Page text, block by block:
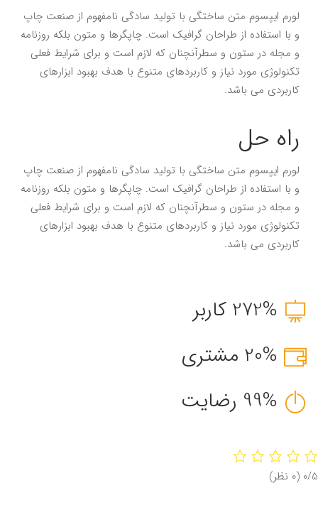
لورم ایپسوم متن ساختگی با تولید سادگی نامفهوم از صنعت چاپ
و با استفاده از طراحان گرافیک است. چاپگرها و متون بلکه روزنامه
و مجله در ستون و سطرآنچنان که لازم است و برای شرایط فعلی
تکنولوژی مورد نیاز و کاربردهای متنوع با هدف بهبود ابزارهای
کاربردی می باشد.
راه حل
لورم ایپسوم متن ساختگی با تولید سادگی نامفهوم از صنعت چاپ
و با استفاده از طراحان گرافیک است. چاپگرها و متون بلکه روزنامه
و مجله در ستون و سطرآنچنان که لازم است و برای شرایط فعلی
تکنولوژی مورد نیاز و کاربردهای متنوع با هدف بهبود ابزارهای
کاربردی می باشد.
272% کاربر
20% مشتری
99% رضایت
‫0/5 ‫(0 نظر)